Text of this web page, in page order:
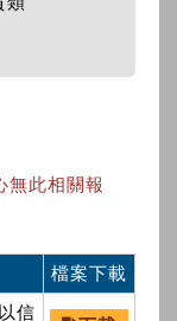
無此相關報
檔案下載
信